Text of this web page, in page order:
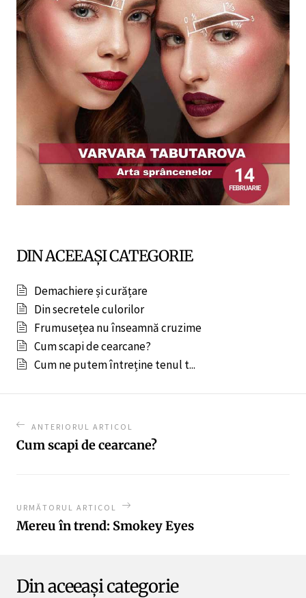
DIN ACEEAȘI CATEGORIE
Demachiere și curățare
Din secretele culorilor
Frumusețea nu înseamnă cruzime
Cum scapi de cearcane?
Cum ne putem întreține tenul t...
ANTERIORUL ARTICOL
Cum scapi de cearcane?
URMĂTORUL ARTICOL
Mereu în trend: Smokey Eyes
Din aceeași categorie